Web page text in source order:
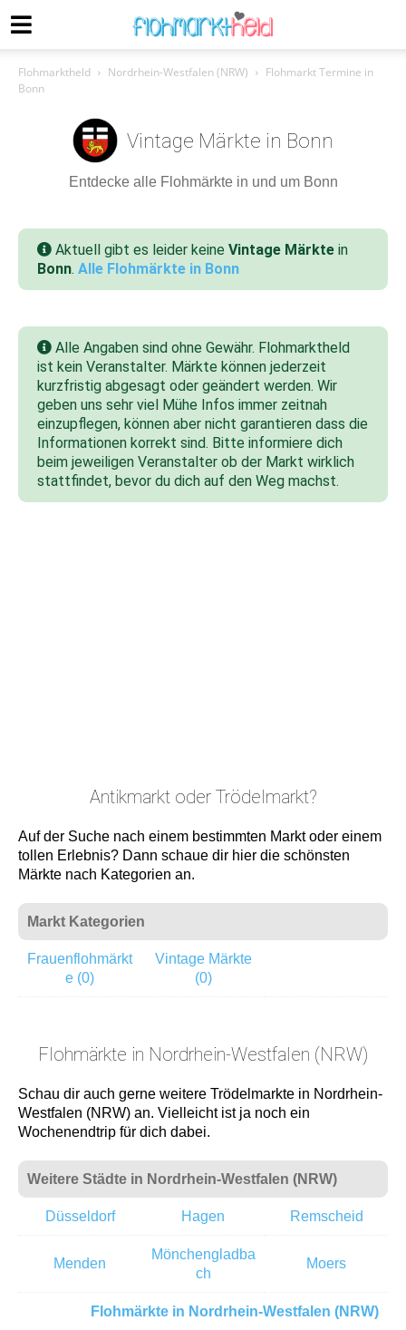
Flohmarktheld Nordrhein-Westfalen (NRW)
Flohmarkt Termine in
Bonn
Vintage Märkte in Bonn
Entdecke alle Flohmärkte in und um Bonn
Aktuell gibt es leider keine Vintage Märkte in
Bonn. Alle Flohmärkte in Bonn
Alle Angaben sind ohne Gewähr. Flohmarktheld
ist kein Veranstalter. Märkte können jederzeit
kurzfristig abgesagt oder geändert werden. Wir
geben uns sehr viel Mühe Infos immer zeitnah
einzupflegen, können aber nicht garantieren dass die
Informationen korrekt sind. Bitte informiere dich
beim jeweiligen Veranstalter ob der Markt wirklich
stattfindet, bevor du dich auf den Weg machst.
Antikmarkt oder Trödelmarkt?
Auf der Suche nach einem bestimmten Markt oder einem
tollen Erlebnis? Dann schaue dir hier die schönsten
Märkte nach Kategorien an.
Markt Kategorien
Frauenflohmärkt
e (0)
Vintage Märkte
(0)
Flohmärkte in Nordrhein-Westfalen (NRW)
Schau dir auch gerne weitere Trödelmarkte in Nordrhein-
Westfalen (NRW) an. Vielleicht ist ja noch ein
Wochenendtrip für dich dabei.
Weitere Städte in Nordrhein-Westfalen (NRW)
Düsseldorf Hagen Remscheid
Menden
Mönchengladba
ch
Moers
Flohmärkte in Nordrhein-Westfalen (NRW)